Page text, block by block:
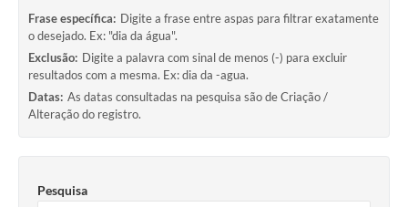
Frase específica: Digite a frase entre aspas para filtrar exatamente
o desejado. Ex: "dia da água".
Exclusão: Digite a palavra com sinal de menos (-) para excluir
resultados com a mesma. Ex: dia da -agua.
Datas: As datas consultadas na pesquisa são de Criação /
Alteração do registro.
Pesquisa